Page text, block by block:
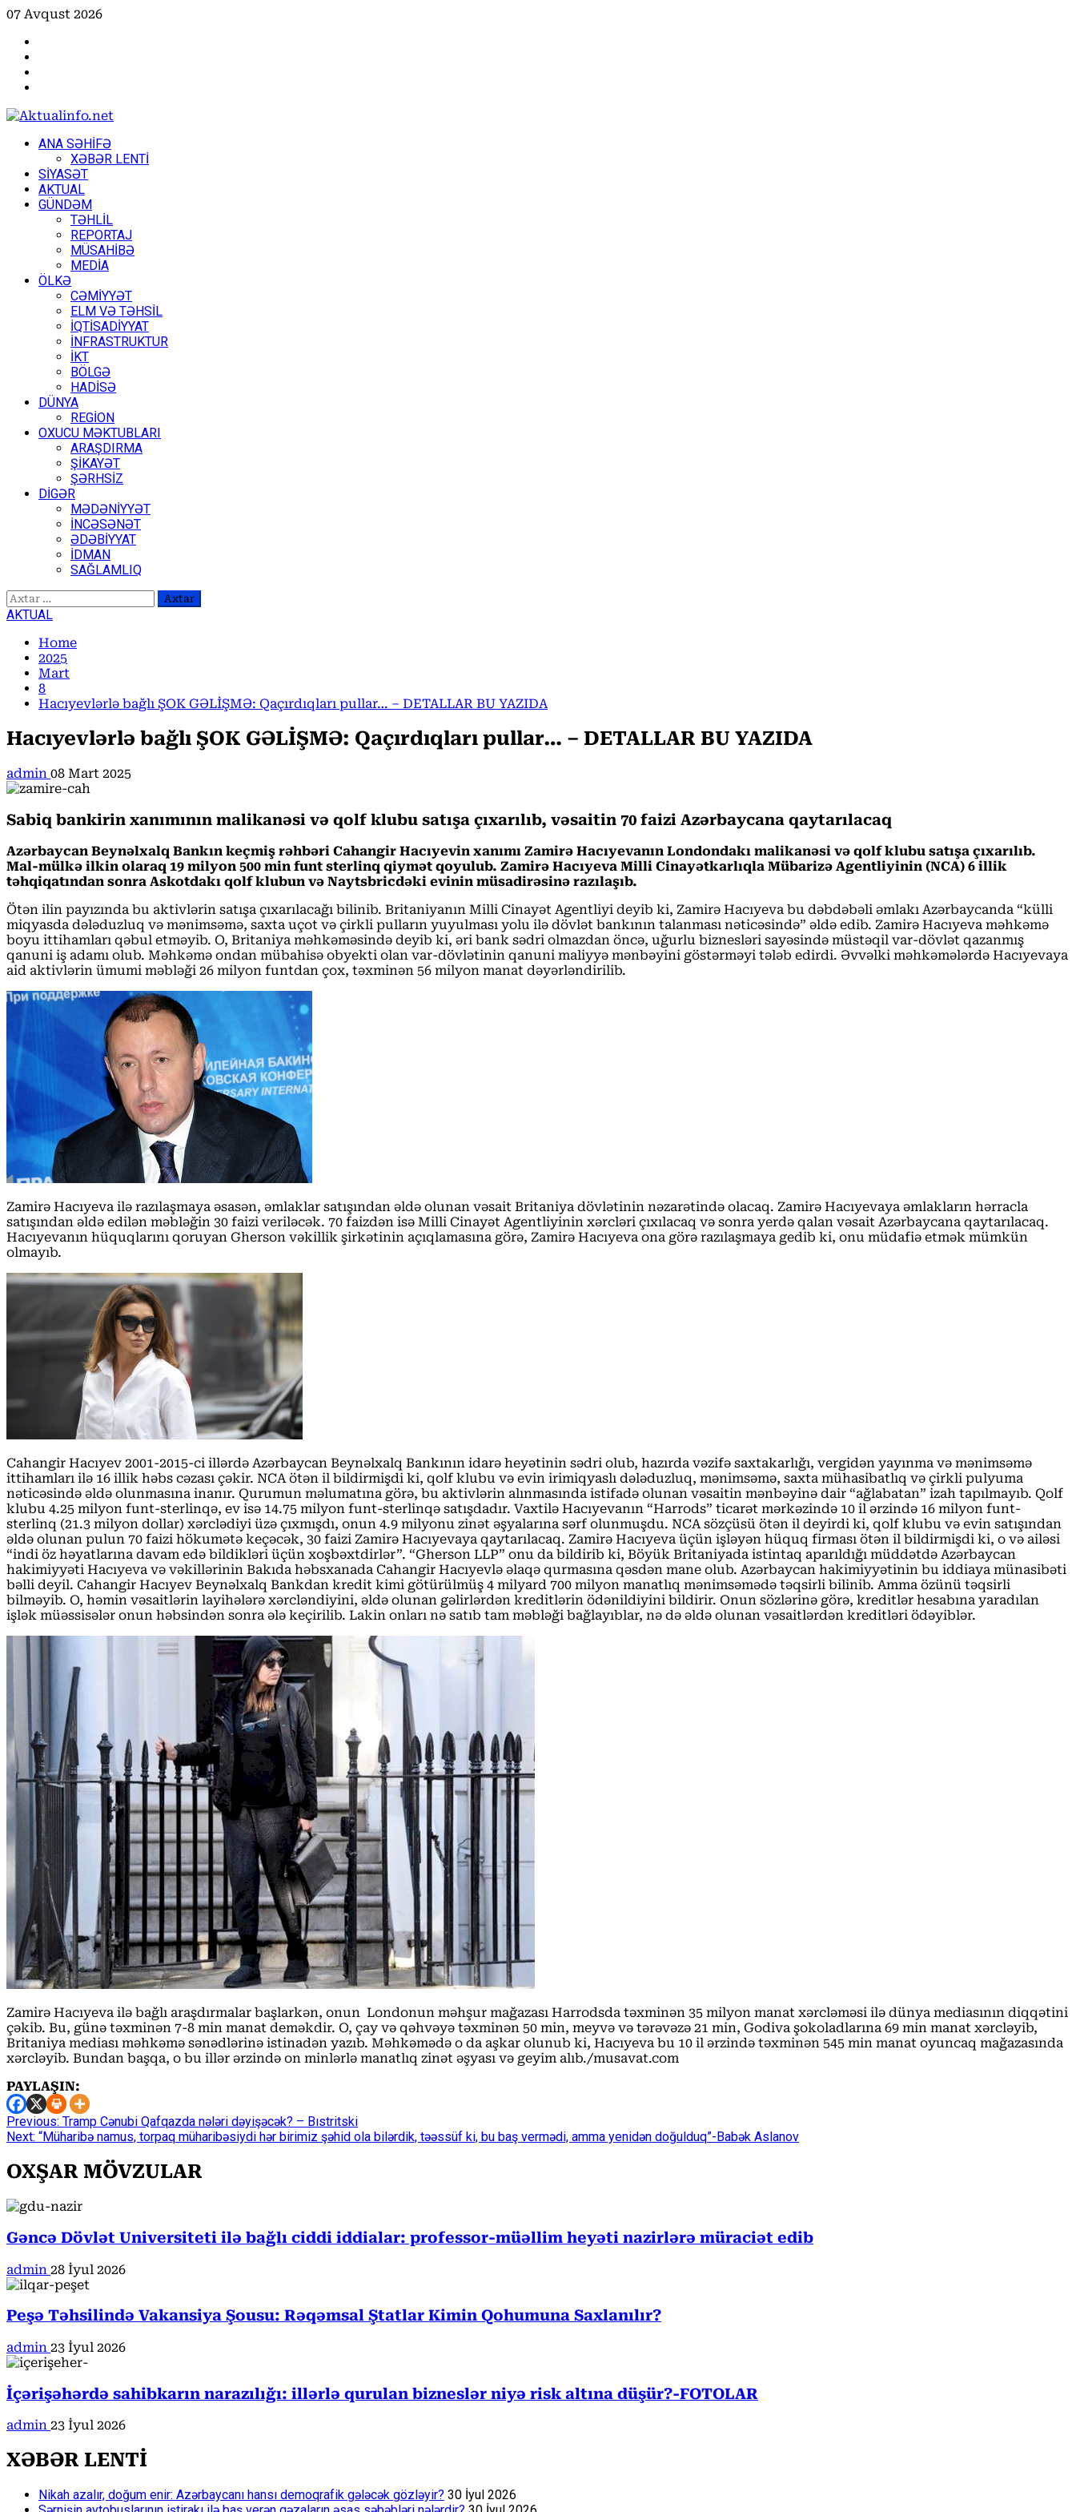
Skip
content
07 Avqust 2026
PrimaryANA SƏHİFƏ
XƏBƏR LENTİ
SİYASƏT
AKTUAL
GÜNDƏM
TƏHLİL
REPORTAJ
MÜSAHİBƏ
MEDİA
ÖLKƏ
CƏMİYYƏT
ELM VƏ TƏHSİL
İQTİSADİYYAT
İNFRASTRUKTUR
İKT
BÖLGƏ
HADİSƏ
DÜNYA
REGİON
OXUCU MƏKTUBLARI
ARAŞDIRMA
ŞİKAYƏT
ŞƏRHSİZ
DİGƏR
MƏDƏNİYYƏT
İNCƏSƏNƏT
ƏDƏBİYYAT
İDMAN
SAĞLAMLIQ
Axtarış:
AKTUAL
Home
2025
Mart
8
Hacıyevlərlə bağlı ŞOK GƏLİŞMƏ: Qaçırdıqları pullar… – DETALLAR BU YAZIDA
Hacıyevlərlə bağlı ŞOK GƏLİŞMƏ: Qaçırdıqları pullar… – DETALLAR BU YAZIDA
admin 08 Mart 2025
Sabiq bankirin xanımının malikanəsi və qolf klubu satışa çıxarılıb, vəsaitin 70 faizi Azərbaycana qaytarılacaq
Azərbaycan Beynəlxalq Bankın keçmiş rəhbəri Cahangir Hacıyevin xanımı Zamirə Hacıyevanın Londondakı malikanəsi və qolf klubu satışa çıxarılıb.
Mal-mülkə ilkin olaraq 19 milyon 500 min funt sterlinq qiymət qoyulub. Zamirə Hacıyeva Milli Cinayətkarlıqla Mübarizə Agentliyinin (NCA) 6 illik
təhqiqatından sonra Askotdakı qolf klubun və Naytsbricdəki evinin müsadirəsinə razılaşıb.
Ötən ilin payızında bu aktivlərin satışa çıxarılacağı bilinib. Britaniyanın Milli Cinayət Agentliyi deyib ki, Zamirə Hacıyeva bu dəbdəbəli əmlakı Azərbaycanda “külli
miqyasda dələduzluq və mənimsəmə, saxta uçot və çirkli pulların yuyulması yolu ilə dövlət bankının talanması nəticəsində” əldə edib. Zamirə Hacıyeva məhkəmə
boyu ittihamları qəbul etməyib. O, Britaniya məhkəməsində deyib ki, əri bank sədri olmazdan öncə, uğurlu biznesləri sayəsində müstəqil var-dövlət qazanmış
qanuni iş adamı olub. Məhkəmə ondan mübahisə obyekti olan var-dövlətinin qanuni maliyyə mənbəyini göstərməyi tələb edirdi. Əvvəlki məhkəmələrdə Hacıyevaya
aid aktivlərin ümumi məbləği 26 milyon funtdan çox, təxminən 56 milyon manat dəyərləndirilib.
Zamirə Hacıyeva ilə razılaşmaya əsasən, əmlaklar satışından əldə olunan vəsait Britaniya dövlətinin nəzarətində olacaq. Zamirə Hacıyevaya əmlakların hərracla
satışından əldə edilən məbləğin 30 faizi veriləcək. 70 faizdən isə Milli Cinayət Agentliyinin xərcləri çıxılacaq və sonra yerdə qalan vəsait Azərbaycana qaytarılacaq.
Hacıyevanın hüquqlarını qoruyan Gherson vəkillik şirkətinin açıqlamasına görə, Zamirə Hacıyeva ona görə razılaşmaya gedib ki, onu müdafiə etmək mümkün
olmayıb.
Cahangir Hacıyev 2001-2015-ci illərdə Azərbaycan Beynəlxalq Bankının idarə heyətinin sədri olub, hazırda vəzifə saxtakarlığı, vergidən yayınma və mənimsəmə
ittihamları ilə 16 illik həbs cəzası çəkir. NCA ötən il bildirmişdi ki, qolf klubu və evin irimiqyaslı dələduzluq, mənimsəmə, saxta mühasibatlıq və çirkli pulyuma
nəticəsində əldə olunmasına inanır. Qurumun məlumatına görə, bu aktivlərin alınmasında istifadə olunan vəsaitin mənbəyinə dair “ağlabatan” izah tapılmayıb. Qolf
klubu 4.25 milyon funt-sterlinqə, ev isə 14.75 milyon funt-sterlinqə satışdadır. Vaxtilə Hacıyevanın “Harrods” ticarət mərkəzində 10 il ərzində 16 milyon funt-
sterlinq (21.3 milyon dollar) xərclədiyi üzə çıxmışdı, onun 4.9 milyonu zinət əşyalarına sərf olunmuşdu. NCA sözçüsü ötən il deyirdi ki, qolf klubu və evin satışından
əldə olunan pulun 70 faizi hökumətə keçəcək, 30 faizi Zamirə Hacıyevaya qaytarılacaq. Zamirə Hacıyeva üçün işləyən hüquq firması ötən il bildirmişdi ki, o və ailəsi
“indi öz həyatlarına davam edə bildikləri üçün xoşbəxtdirlər”. “Gherson LLP” onu da bildirib ki, Böyük Britaniyada istintaq aparıldığı müddətdə Azərbaycan
hakimiyyəti Hacıyeva və vəkillərinin Bakıda həbsxanada Cahangir Hacıyevlə əlaqə qurmasına qəsdən mane olub. Azərbaycan hakimiyyətinin bu iddiaya münasibəti
bəlli deyil. Cahangir Hacıyev Beynəlxalq Bankdan kredit kimi götürülmüş 4 milyard 700 milyon manatlıq mənimsəmədə təqsirli bilinib. Amma özünü təqsirli
bilməyib. O, həmin vəsaitlərin layihələrə xərcləndiyini, əldə olunan gəlirlərdən kreditlərin ödənildiyini bildirir. Onun sözlərinə görə, kreditlər hesabına yaradılan
işlək müəssisələr onun həbsindən sonra ələ keçirilib. Lakin onları nə satıb tam məbləği bağlayıblar, nə də əldə olunan vəsaitlərdən kreditləri ödəyiblər.
Zamirə Hacıyeva ilə bağlı araşdırmalar başlarkən, onun Londonun məhşur mağazası Harrodsda təxminən 35 milyon manat xərcləməsi ilə dünya mediasının diqqətini
çəkib. Bu, günə təxminən 7-8 min manat deməkdir. O, çay və qəhvəyə təxminən 50 min, meyvə və tərəvəzə 21 min, Godiva şokoladlarına 69 min manat xərcləyib,
Britaniya mediası məhkəmə sənədlərinə istinadən yazıb. Məhkəmədə o da aşkar olunub ki, Hacıyeva bu 10 il ərzində təxminən 545 min manat oyuncaq mağazasında
xərcləyib. Bundan başqa, o bu illər ərzində on minlərlə manatlıq zinət əşyası və geyim alıb./musavat.com
PAYLAŞIN:
Continue
Reading
Previous: Tramp Cənubi Qafqazda nələri dəyişəcək? – Bıstritski
Next: “Müharibə namus, torpaq müharibəsiydi hər birimiz şəhid ola bilərdik, təəssüf ki, bu baş vermədi, amma yenidən doğulduq”-Babək Aslanov
OXŞAR MÖVZULAR
Gəncə Dövlət Universiteti ilə bağlı ciddi iddialar: professor-müəllim heyəti nazirlərə müraciət edib
admin 28 İyul 2026
Peşə Təhsilində Vakansiya Şousu: Rəqəmsal Ştatlar Kimin Qohumuna Saxlanılır?
admin 23 İyul 2026
İçərişəhərdə sahibkarın narazılığı: illərlə qurulan bizneslər niyə risk altına düşür?-FOTOLAR
admin 23 İyul 2026
XƏBƏR LENTİ
Nikah azalır, doğum enir: Azərbaycanı hansı demoqrafik gələcək gözləyir? 30 İyul 2026